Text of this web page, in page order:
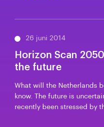
26 juni 2014
Horizon Scan
the future
What will the Netherlands
know. The future is
recently been stressed by